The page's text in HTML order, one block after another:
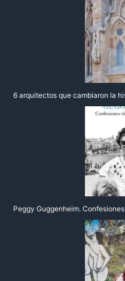
6 arquitectos que cambiaron la
Peggy Guggenheim.